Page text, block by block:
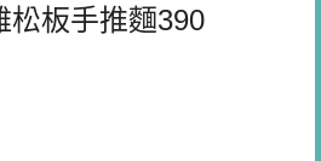
松板手推麵390